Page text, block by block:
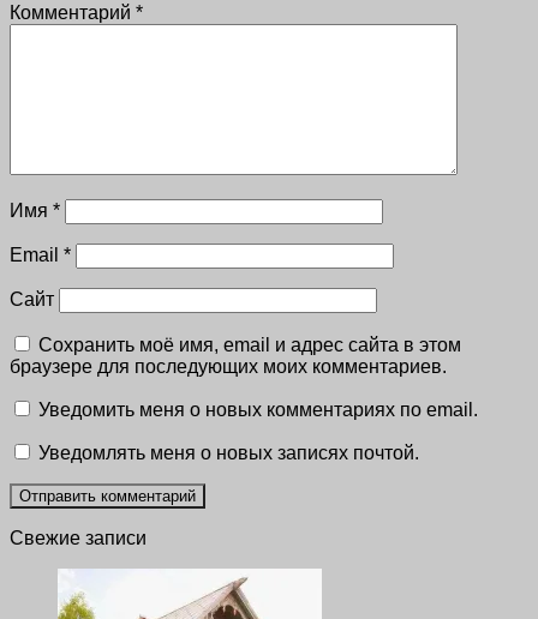
Комментарий *
Имя *
Email *
Сайт
Сохранить моё имя, email и адрес сайта в этом
браузере для последующих моих комментариев.
Уведомить меня о новых комментариях по email.
Уведомлять меня о новых записях почтой.
Свежие записи